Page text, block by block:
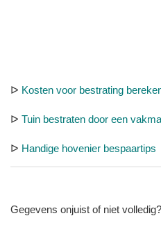
ᐅ Kosten voor bestrating
ᐅ Tuin bestraten door een
ᐅ Handige hovenier bespaartips
Gegevens onjuist of niet volledig?